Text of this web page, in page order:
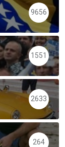
9656
1551
2633
264